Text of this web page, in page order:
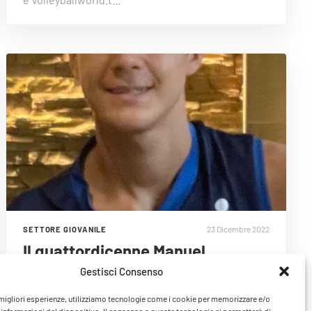
Gestisci Consenso
esperienze, utilizziamo tecnologie come i cookie per memorizzare e/o
SETTORE GIOVANILE 23 Dicembre 2022
Il quattordicenne Manuel
Zlatanov convocato in Nazionale
Azzurra Under 17 per il…